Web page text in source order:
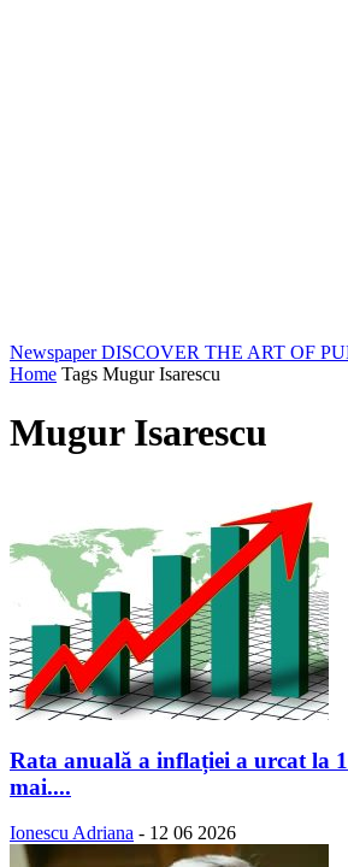
Newspaper DISCOVER THE ART OF
Home Tags Mugur Isarescu
Mugur Isarescu
Rata anuală a inflației a urcat la
mai....
Ionescu Adriana - 12 06 2026